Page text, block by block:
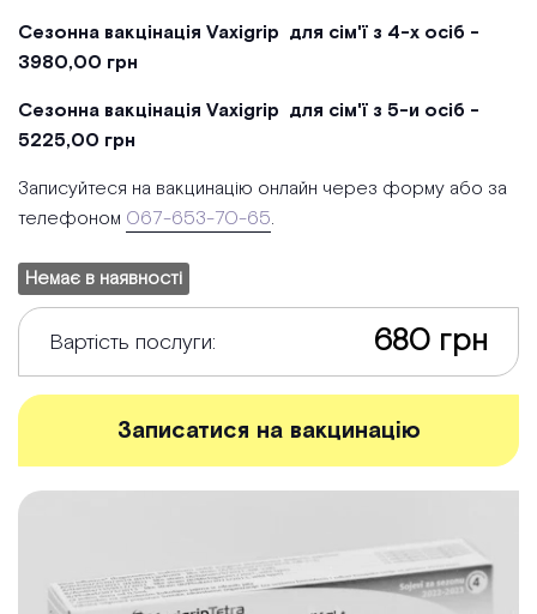
Сезонна вакцінація Vaxigrip для сім'ї з 4-х осіб -
3980,00 грн
Сезонна вакцінація Vaxigrip для сім'ї з 5-и осіб -
5225,00 грн
Записуйтеся на вакцинацію онлайн через форму або за
телефоном 067-653-70-65.
Немає в наявності
Вартість послуги: 680 грн
Записатися на вакцинацію